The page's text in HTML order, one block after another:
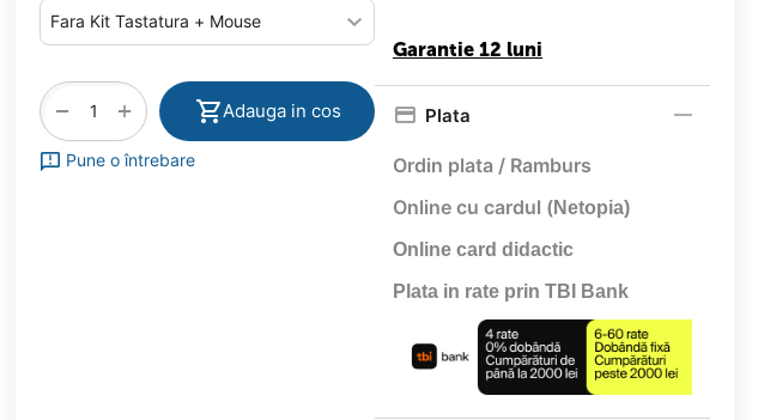
+
− Adauga in cos
Pune o întrebare
Garantie 12 luni
Plata
Ordin plata / Ramburs
Online cu cardul (Netopia)
Online card didactic
Plata in rate prin TBI Bank